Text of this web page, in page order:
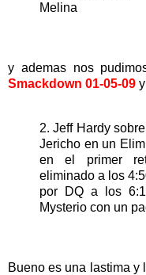
Melina
y ademas nos
Smackdown 01-05-09
2. Jeff Hardy sobre
Jericho en un
en el primer
eliminado a los
por DQ a los
Mysterio con un
Bueno es una lastima y